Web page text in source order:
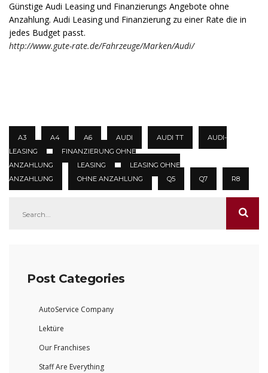
Günstige Audi Leasing und Finanzierungs Angebote ohne
Anzahlung. Audi Leasing und Finanzierung zu einer Rate die in
jedes Budget passt.
http://www.gute-rate.de/Fahrzeuge/Marken/Audi/
A3 A4 A6 AUDI AUDI TT
AUDI-
LEASING
FINANZIERUNG OHNE
ANZAHLUNG
LEASING
LEASING OHNE
ANZAHLUNG
OHNE ANZAHLUNG Q5 Q7 R8
Post Categories
AutoService Company
Lektüre
Our Franchises
Staff Are Everything